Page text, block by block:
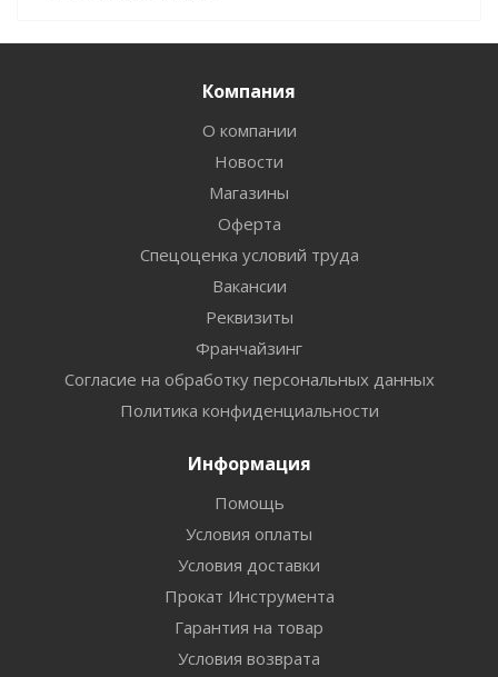
Компания
О компании
Новости
Магазины
Оферта
Спецоценка условий труда
Вакансии
Реквизиты
Франчайзинг
Согласие на обработку персональных данных
Политика конфиденциальности
Информация
Помощь
Условия оплаты
Условия доставки
Прокат Инструмента
Гарантия на товар
Условия возврата